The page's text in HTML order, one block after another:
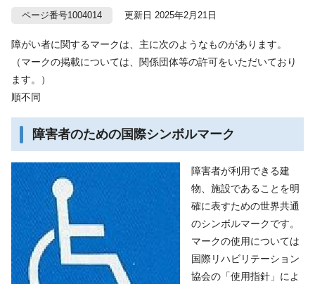
ページ番号1004014 更新日 2025年2月21日
障がい者に関するマークは、主に次のようなものがあります。
（マークの掲載については、関係団体等の許可をいただいており
ます。）
順不同
障害者のための国際シンボルマーク
障害者が利用できる建
物、施設であることを明
確に表すための世界共通
のシンボルマークです。
マークの使用については
国際リハビリテーション
協会の「使用指針」によ